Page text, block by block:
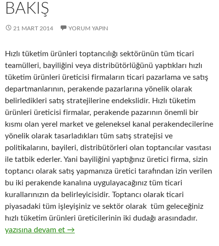
BAKIŞ
21 MART 2014 YORUM YAPIN
Hızlı tüketim ürünleri toptancılığı sektörünün tüm ticari
teamülleri, bayiliğini veya distribütörlüğünü yaptıkları hızlı
tüketim ürünleri üreticisi firmaların ticari pazarlama ve satış
departmanlarının, perakende pazarlarına yönelik olarak
belirledikleri satış stratejilerine endekslidir. Hızlı tüketim
ürünleri üreticisi firmalar, perakende pazarının önemli bir
kısmı olan yerel market ve geleneksel kanal perakendecilerine
yönelik olarak tasarladıkları tüm satış stratejisi ve
politikalarını, bayileri, distribütörleri olan toptancılar vasıtası
ile tatbik ederler. Yani bayiliğini yaptığınız üretici firma, sizin
toptancı olarak satış yapmanıza üretici tarafından izin verilen
bu iki perakende kanalına uygulayacağınız tüm ticari
kurallarınızın da belirleyicisidir. Toptancı olarak ticari
piyasadaki tüm işleyişiniz ve sektör olarak tüm geleceğiniz
hızlı tüketim ürünleri üreticilerinin iki dudağı arasındadır.
11-Hızlı tüketim ürünleri toptancıları gözüyle, hızlı tüketim
yazısına devam et →